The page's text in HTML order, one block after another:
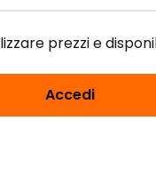
prezzi e
Accedi